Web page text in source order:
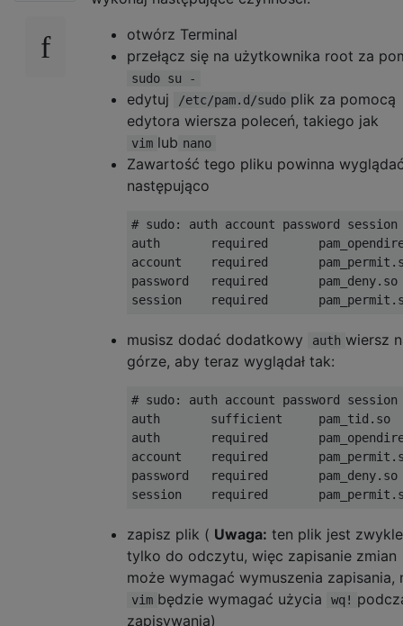
otwórz Terminal
przełącz się na użytkownika root za
sudo su -
edytuj /etc/pam.d/sudo plik za pomocą
edytora wiersza poleceń, takiego jak
vim lub nano
Zawartość tego pliku powinna
następująco
# sudo: auth account password session
auth       required
account    required
password   required       pam_deny.so
musisz dodać dodatkowy auth wiersz
górze, aby teraz wyglądał tak:
# sudo: auth account password session
auth       sufficient     pam_tid.so
auth       required
account    required
password   required       pam_deny.so
zapisz plik ( Uwaga: ten plik jest zwykle
tylko do odczytu, więc zapisanie zmian
może wymagać wymuszenia zapisania,
vim będzie wymagać użycia wq!
zapisywania)